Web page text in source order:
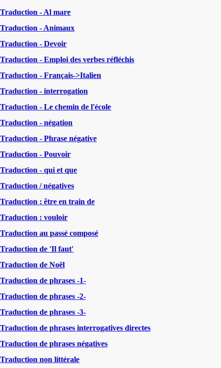
Traduction - Al mare
Traduction - Animaux
Traduction - Devoir
Traduction - Emploi des verbes réfléchis
Traduction - Français->Italien
Traduction - interrogation
Traduction - Le chemin de l'école
Traduction - négation
Traduction - Phrase négative
Traduction - Pouvoir
Traduction - qui et que
Traduction / négatives
Traduction : être en train de
Traduction : vouloir
Traduction au passé composé
Traduction de 'Il faut'
Traduction de Noël
Traduction de phrases -1-
Traduction de phrases -2-
Traduction de phrases -3-
Traduction de phrases interrogatives directes
Traduction de phrases négatives
Traduction non littérale